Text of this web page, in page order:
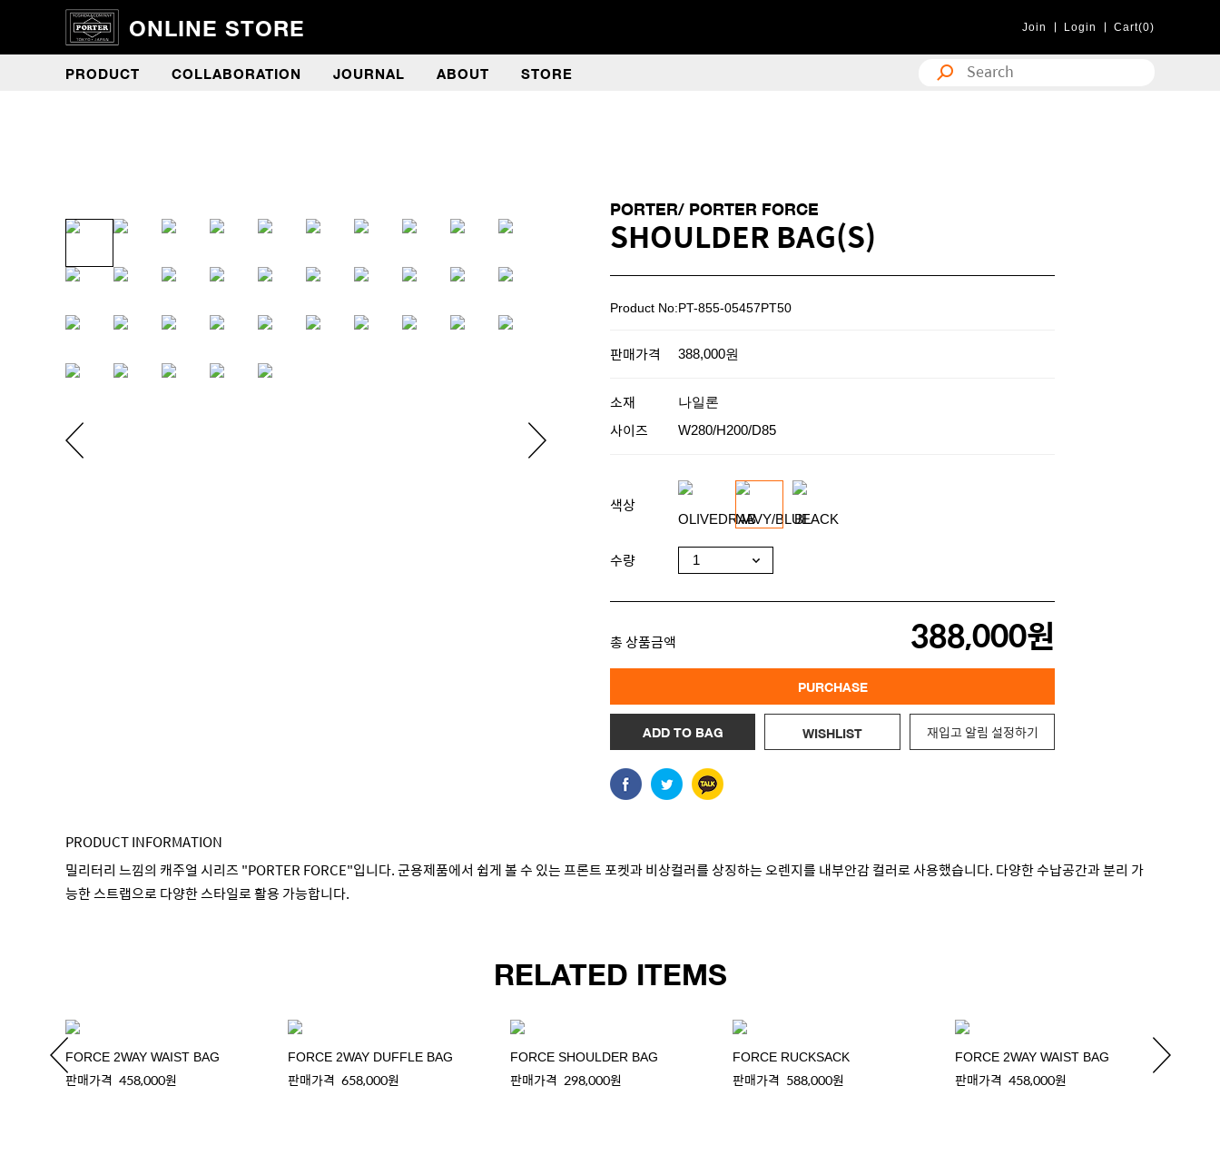
ONLINE STORE Join Login Cart(0)
PRODUCT COLLABORATION JOURNAL ABOUT STORE
PORTER/ PORTER FORCE
SHOULDER BAG(S)
Product No:PT-855-05457PT50
판매가격 388,000원
소재 나일론
사이즈 W280/H200/D85
색상
수량
총 상품금액 388,000원
PURCHASE
ADD TO BAG WISHLIST 재입고 알림 설정하기
PRODUCT INFORMATION
밀리터리 느낌의 캐주얼 시리즈 "PORTER FORCE"입니다. 군용제품에서 쉽게 볼 수 있는 프론트 포켓과 비상컬러를 상징하는 오렌지를 내부안감 컬러로 사용했습니다. 다양한 수납공간과 분리 가
능한 스트랩으로 다양한 스타일로 활용 가능합니다.
RELATED ITEMS
FORCE 2WAY WAIST BAG
판매가격 458,000원
FORCE 2WAY DUFFLE BAG
판매가격 658,000원
FORCE SHOULDER BAG
판매가격 298,000원
FORCE RUCKSACK
판매가격 588,000원
FORCE 2WAY WAIST BAG
판매가격 458,000원